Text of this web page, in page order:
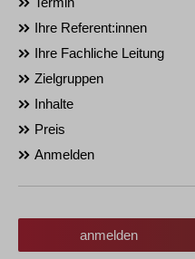
Ihre Referent:innen
Ihre Fachliche Leitung
Zielgruppen
Inhalte
Preis
Anmelden
anmelden